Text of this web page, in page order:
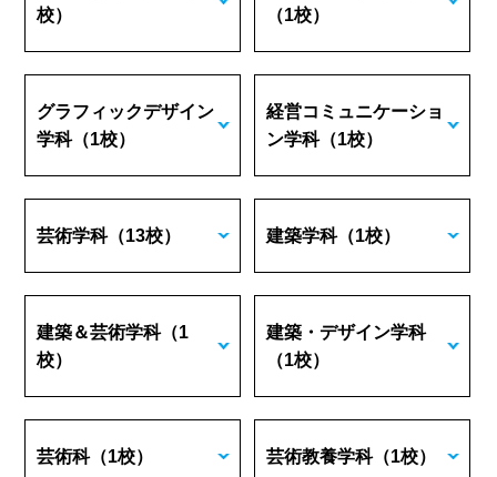
校）
（1校）
グラフィックデザイン
学科（1校）
経営コミュニケーショ
ン学科（1校）
芸術学科（13校） 建築学科（1校）
建築＆芸術学科（1
校）
建築・デザイン学科
（1校）
芸術科（1校） 芸術教養学科（1校）